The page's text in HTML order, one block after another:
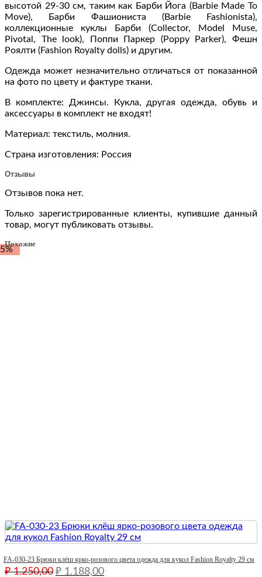
высотой 29-30 см, таким как Барби Йога (Barbie Made To
Move), Барби Фашиониста (Barbie Fashionista),
коллекционные куклы Барби (Collector, Model Muse,
Pivotal, The look), Поппи Паркер (Poppy Parker), Фешн
Роялти (Fashion Royalty dolls) и другим.
Одежда может незначительно отличаться от показанной
на фото по цвету и фактуре ткани.
В комплекте: Джинсы. Кукла, другая одежда, обувь и
аксессуары в комплект не входят!
Материал: текстиль, молния.
Страна изготовления: Россия
Отзывы
Отзывов пока нет.
Только зарегистрированные клиенты, купившие данный
товар, могут публиковать отзывы.
Похожие
FA-030-23 Брюки клёш ярко-розового цвета одежда для кукол Fashion Royalty 29 см
₽1.250,00 Первоначальная
₽ 1.188,00Текущая